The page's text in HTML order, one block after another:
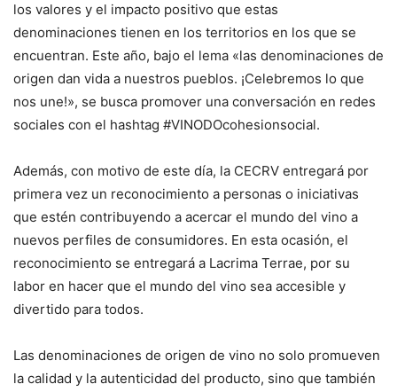
los valores y el impacto positivo que estas
denominaciones tienen en los territorios en los que se
encuentran. Este año, bajo el lema «las denominaciones de
origen dan vida a nuestros pueblos. ¡Celebremos lo que
nos une!», se busca promover una conversación en redes
sociales con el hashtag #VINODOcohesionsocial.
Además, con motivo de este día, la CECRV entregará por
primera vez un reconocimiento a personas o iniciativas
que estén contribuyendo a acercar el mundo del vino a
nuevos perfiles de consumidores. En esta ocasión, el
reconocimiento se entregará a Lacrima Terrae, por su
labor en hacer que el mundo del vino sea accesible y
divertido para todos.
Las denominaciones de origen de vino no solo promueven
la calidad y la autenticidad del producto, sino que también